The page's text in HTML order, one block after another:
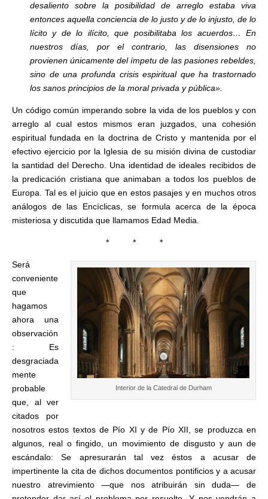
desaliento sobre la posibilidad de arreglo estaba viva
entonces aquella conciencia de lo justo y de lo injusto, de lo
lícito y de lo ilícito, que posibilitaba los acuerdos… En
nuestros días, por el contrario, las disensiones no
provienen únicamente del ímpetu de las pasiones rebeldes,
sino de una profunda crisis espiritual que ha trastornado
los sanos principios de la moral privada y pública».
Un código común imperando sobre la vida de los pueblos y con
arreglo al cual estos mismos eran juzgados, una cohesión
espiritual fundada en la doctrina de Cristo y mantenida por el
efectivo ejercicio por la Iglesia de su misión divina de custodiar
la santidad del Derecho. Una identidad de ideales recibidos de
la predicación cristiana que animaban a todos los pueblos de
Europa. Tal es el juicio que en estos pasajes y en muchos otros
análogos de las Encíclicas, se formula acerca de la época
misteriosa y discutida que llamamos Edad Media.
* * *
Interior de la Catedral de Durham
Será
conveniente
que
hagamos
ahora una
observación
: Es
desgraciada
mente
probable
que, al ver
citados por
nosotros estos textos de Pío XI y de Pío XII, se produzca en
algunos, real o fingido, un movimiento de disgusto y aun de
escándalo: Se apresurarán tal vez éstos a acusar de
impertinente la cita de dichos documentos pontificios y a acusar
nuestro atrevimiento —que nos atribuirán sin duda— de